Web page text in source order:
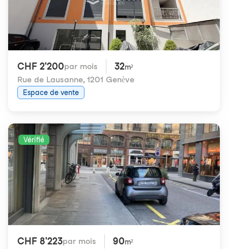
CHF 2'200par mois 32m²
Rue de Lausanne, 1201 Genève
Espace de vente
Vérifié
CHF 8'223par mois 90m²